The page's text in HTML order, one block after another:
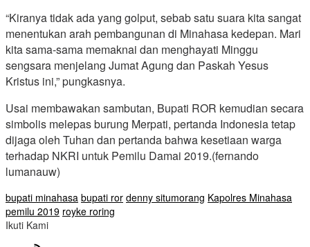
“Kiranya tidak ada yang golput, sebab satu suara kita sangat
menentukan arah pembangunan di Minahasa kedepan. Mari
kita sama-sama memaknai dan menghayati Minggu
sengsara menjelang Jumat Agung dan Paskah Yesus
Kristus ini,” pungkasnya.
Usai membawakan sambutan, Bupati ROR kemudian secara
simbolis melepas burung Merpati, pertanda Indonesia tetap
dijaga oleh Tuhan dan pertanda bahwa kesetiaan warga
terhadap NKRI untuk Pemilu Damai 2019.(fernando
lumanauw)
bupati minahasa bupati ror denny situmorang Kapolres Minahasa
pemilu 2019 royke roring
Ikuti Kami